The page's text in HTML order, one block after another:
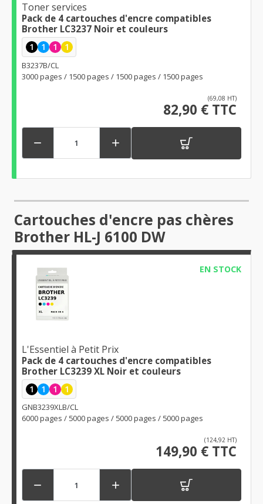
Toner services
Pack de 4 cartouches d'encre compatibles
Brother LC3237 Noir et couleurs
1 1 1 1
B3237B/CL
3000 pages / 1500 pages / 1500 pages / 1500 pages
(69,08 HT)
82,90 € TTC
 
Cartouches d'encre pas chères
Brother HL-J 6100 DW
EN STOCK
L'Essentiel à Petit Prix
Pack de 4 cartouches d'encre compatibles
Brother LC3239 XL Noir et couleurs
1 1 1 1
GNB3239XLB/CL
6000 pages / 5000 pages / 5000 pages / 5000 pages
(124,92 HT)
149,90 € TTC
 